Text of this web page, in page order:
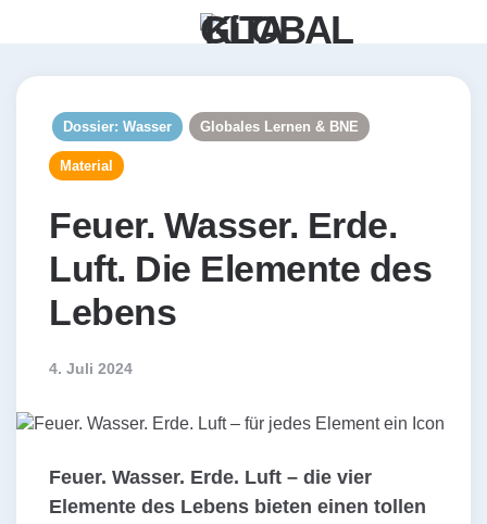
Dossier: Wasser Globales Lernen & BNE
Material
Feuer. Wasser. Erde.
Luft. Die Elemente des
Lebens
4. Juli 2024
Feuer. Wasser. Erde. Luft – die vier
Elemente des Lebens bieten einen tollen